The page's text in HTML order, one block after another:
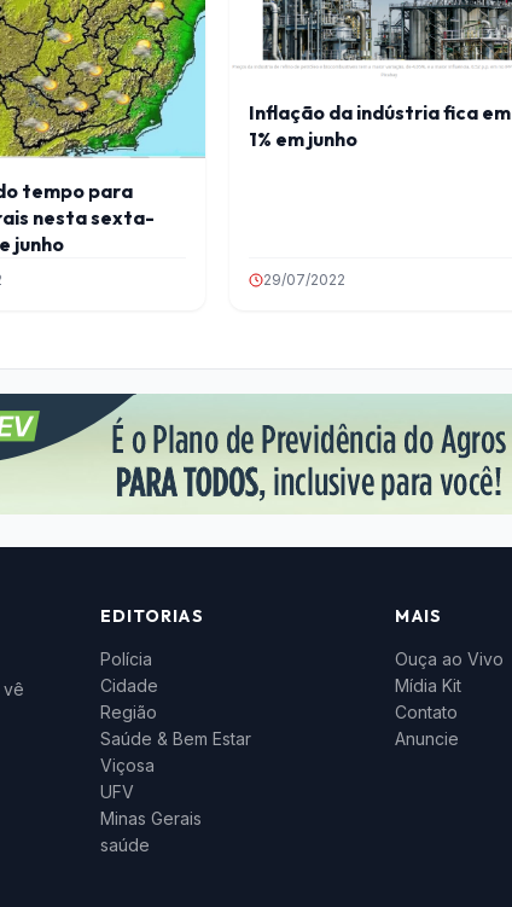
tempo para
nesta sexta-
junho
Inflação da indústria fica em
1% em junho
29/07/2022
vê
EDITORIAS
Polícia
Cidade
Região
Saúde & Bem Estar
Viçosa
UFV
Minas Gerais
saúde
MAIS
Ouça ao Vivo
Mídia Kit
Contato
Anuncie